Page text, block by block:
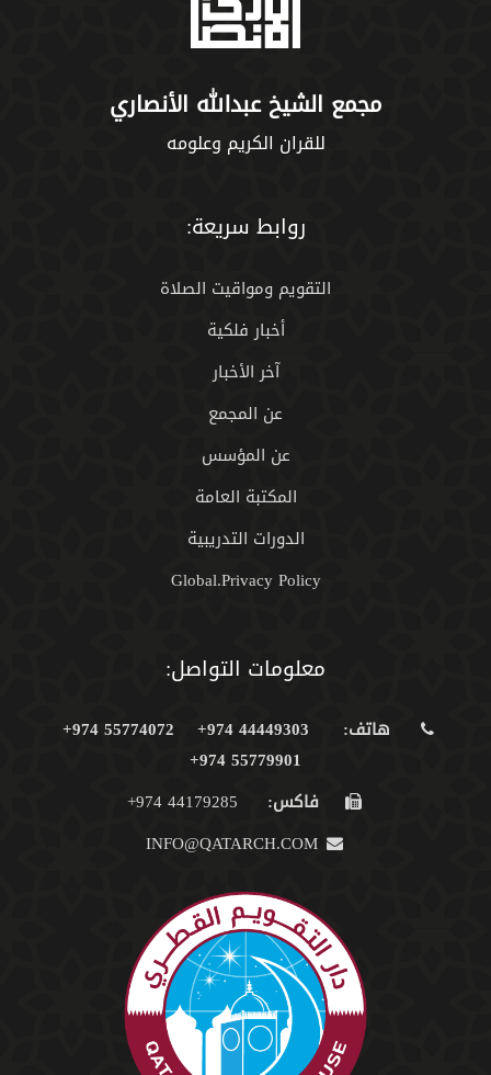
مجمع الشيخ عبدالله الأنصاري
للقران الكريم وعلومه
روابط سريعة:
التقويم ومواقيت الصلاة
أخبار فلكية
آخر الأخبار
عن المجمع
عن المؤسس
المكتبة العامة
الدورات التدريبية
Global.Privacy Policy
معلومات التواصل:
هاتف: 44449303 974+
55774072 974+
55779901 974+
فاكس: